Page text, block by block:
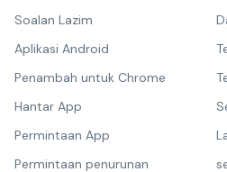
Soalan Lazim
Aplikasi Android
Penambah untuk Chrome
Hantar App
Permintaan App
Permintaan penurunan